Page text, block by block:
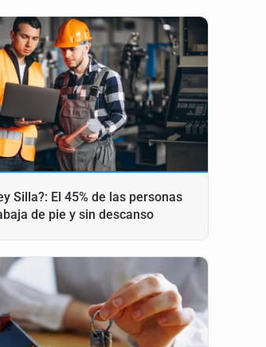
Silla?: El 45% de las personas
de pie y sin descanso